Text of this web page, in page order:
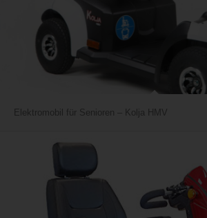
Elektromobil für Senioren – Kolja HMV